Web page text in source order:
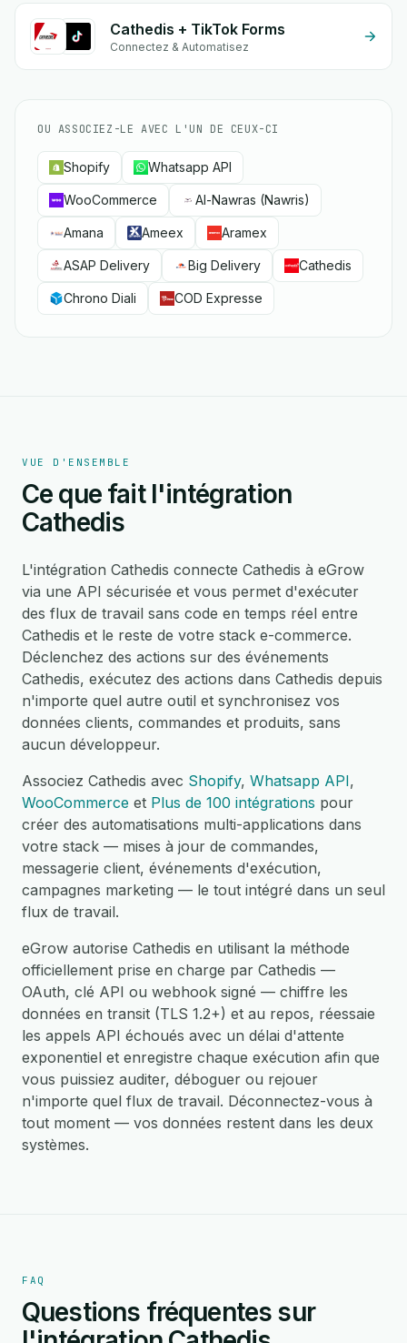
Cathedis + TikTok Forms
Connectez & Automatisez
OU ASSOCIEZ-LE AVEC L'UN DE CEUX-CI
Shopify Whatsapp API
WooCommerce Al-Nawras (Nawris)
Amana Ameex Aramex
ASAP Delivery Big Delivery Cathedis
Chrono Diali COD Expresse
VUE D'ENSEMBLE
Ce que fait l'intégration
Cathedis
L'intégration Cathedis connecte Cathedis à eGrow
via une API sécurisée et vous permet d'exécuter
des flux de travail sans code en temps réel entre
Cathedis et le reste de votre stack e-commerce.
Déclenchez des actions sur des événements
Cathedis, exécutez des actions dans Cathedis depuis
n'importe quel autre outil et synchronisez vos
données clients, commandes et produits, sans
aucun développeur.
Associez Cathedis avec Shopify, Whatsapp API,
WooCommerce et Plus de 100 intégrations pour
créer des automatisations multi-applications dans
votre stack — mises à jour de commandes,
messagerie client, événements d'exécution,
campagnes marketing — le tout intégré dans un seul
flux de travail.
eGrow autorise Cathedis en utilisant la méthode
officiellement prise en charge par Cathedis —
OAuth, clé API ou webhook signé — chiffre les
données en transit (TLS 1.2+) et au repos, réessaie
les appels API échoués avec un délai d'attente
exponentiel et enregistre chaque exécution afin que
vous puissiez auditer, déboguer ou rejouer
n'importe quel flux de travail. Déconnectez-vous à
tout moment — vos données restent dans les deux
systèmes.
FAQ
Questions fréquentes sur